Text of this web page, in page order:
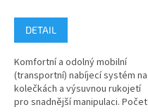
DETAIL
Komfortní a odolný mobilní
(transportní) nabíjecí systém na
kolečkách a výsuvnou rukojetí
pro snadnější manipulaci. Počet